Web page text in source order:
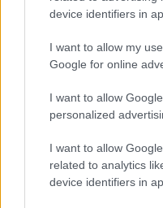
device identifiers in
I want to allow my
Google for online
I want to allow
personalized
I want to allow
related to analytics
device identifiers in
με τις
χρήματα που έλαβε
την εικόνα του, τα
δήλωσε στο
κατηγορείται ότι
ευρώ το 2015.